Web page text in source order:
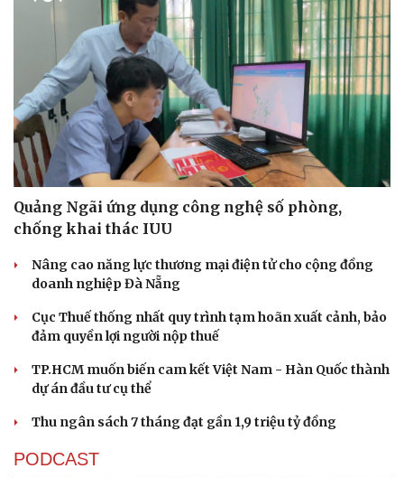
Quảng Ngãi ứng dụng công nghệ số phòng,
chống khai thác IUU
Nâng cao năng lực thương mại điện tử cho cộng đồng
doanh nghiệp Đà Nẵng
Cục Thuế thống nhất quy trình tạm hoãn xuất cảnh, bảo
đảm quyền lợi người nộp thuế
TP.HCM muốn biến cam kết Việt Nam - Hàn Quốc thành
dự án đầu tư cụ thể
Thu ngân sách 7 tháng đạt gần 1,9 triệu tỷ đồng
PODCAST